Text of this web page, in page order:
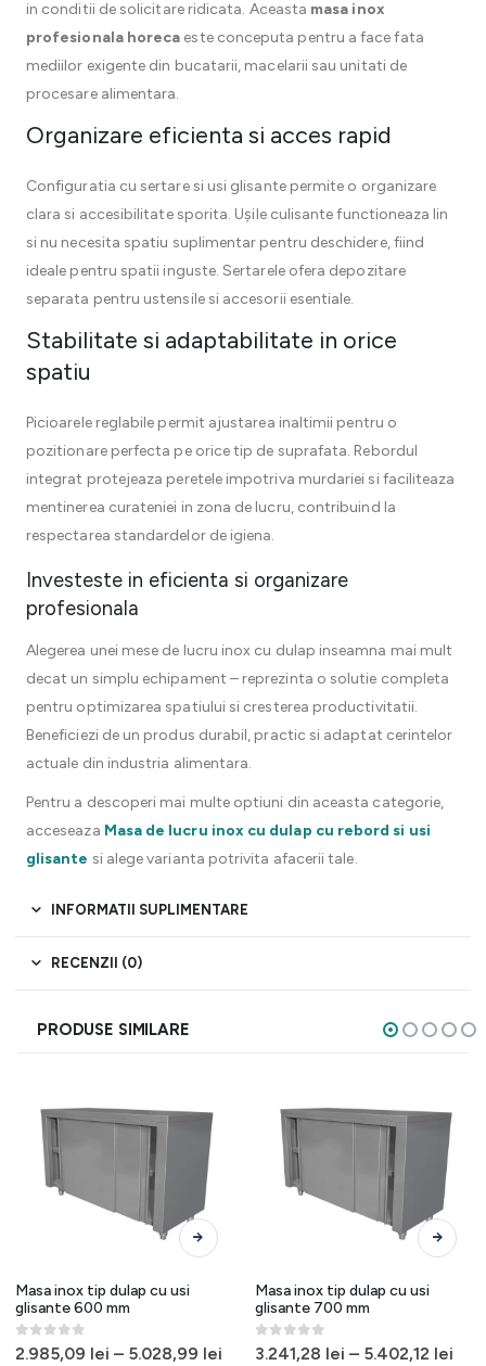
in conditii de solicitare ridicata. Aceasta masa inox
profesionala horeca este conceputa pentru a face fata
mediilor exigente din bucatarii, macelarii sau unitati de
procesare alimentara.
Organizare eficienta si acces rapid
Configuratia cu sertare si usi glisante permite o organizare
clara si accesibilitate sporita. Ușile culisante functioneaza lin
si nu necesita spatiu suplimentar pentru deschidere, fiind
ideale pentru spatii inguste. Sertarele ofera depozitare
separata pentru ustensile si accesorii esentiale.
Stabilitate si adaptabilitate in orice
spatiu
Picioarele reglabile permit ajustarea inaltimii pentru o
pozitionare perfecta pe orice tip de suprafata. Rebordul
integrat protejeaza peretele impotriva murdariei si faciliteaza
mentinerea curateniei in zona de lucru, contribuind la
respectarea standardelor de igiena.
Investeste in eficienta si organizare
profesionala
Alegerea unei mese de lucru inox cu dulap inseamna mai mult
decat un simplu echipament – reprezinta o solutie completa
pentru optimizarea spatiului si cresterea productivitatii.
Beneficiezi de un produs durabil, practic si adaptat cerintelor
actuale din industria alimentara.
Pentru a descoperi mai multe optiuni din aceasta categorie,
acceseaza Masa de lucru inox cu dulap cu rebord si usi
glisante si alege varianta potrivita afacerii tale.
INFORMATII SUPLIMENTARE
RECENZII (0)
PRODUSE SIMILARE
Acest produs are mai multe variații. Opțiunile pot fi alese în pagina produsului.
Masa inox tip dulap cu usi
glisante 600 mm
0out of 5
2.985,09 lei – 5.028,99 lei
Acest produs are mai multe variații. Opțiunile pot fi alese în pagina produsului.
Masa inox tip dulap cu usi
glisante 700 mm
0out of 5
3.241,28 lei – 5.402,12 lei